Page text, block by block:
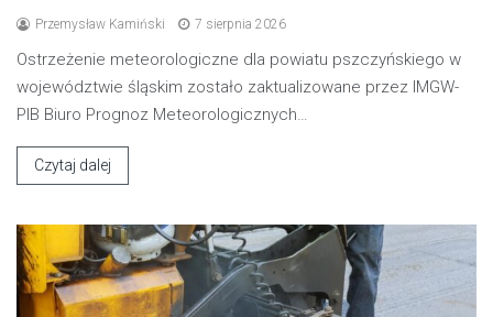
Przemysław Kamiński 7 sierpnia 2026
Ostrzeżenie meteorologiczne dla powiatu pszczyńskiego w
województwie śląskim zostało zaktualizowane przez IMGW-
PIB Biuro Prognoz Meteorologicznych…
Czytaj dalej